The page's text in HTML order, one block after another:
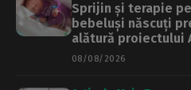
Sprijin și terapie
bebeluși născuți
alătură proiectului
08/08/2026